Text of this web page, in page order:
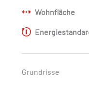
Wohnfläche
Grundrisse